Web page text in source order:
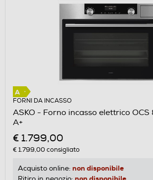
FORNI DA INCASSO
ASKO - Forno incasso elettrico OCS
A+
€ 1.799,00
€ 1.799,00consigliato
Acquisto online: non disponibile